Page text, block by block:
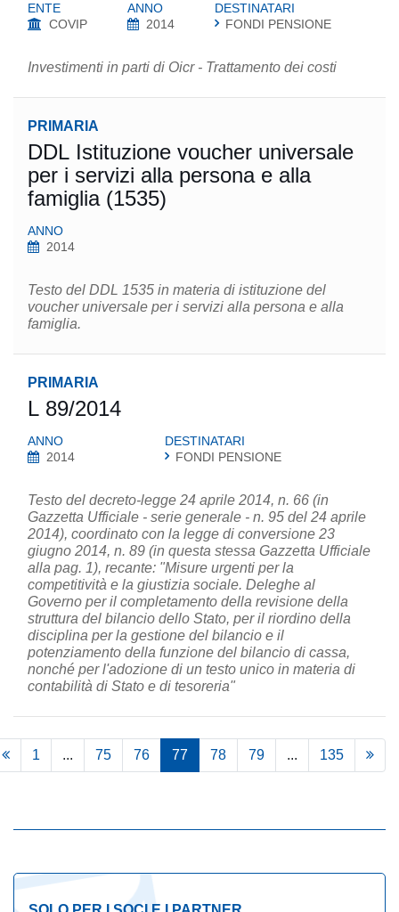
ENTE
COVIP
ANNO
2014
DESTINATARI
FONDI PENSIONE
Investimenti in parti di Oicr - Trattamento dei costi
PRIMARIA
DDL Istituzione voucher universale
per i servizi alla persona e alla
famiglia (1535)
ANNO
2014
Testo del DDL 1535 in materia di istituzione del
voucher universale per i servizi alla persona e alla
famiglia.
PRIMARIA
L 89/2014
ANNO
2014
DESTINATARI
FONDI PENSIONE
Testo del decreto-legge 24 aprile 2014, n. 66 (in
Gazzetta Ufficiale - serie generale - n. 95 del 24 aprile
2014), coordinato con la legge di conversione 23
giugno 2014, n. 89 (in questa stessa Gazzetta Ufficiale
alla pag. 1), recante: "Misure urgenti per la
competitività e la giustizia sociale. Deleghe al
Governo per il completamento della revisione della
struttura del bilancio dello Stato, per il riordino della
disciplina per la gestione del bilancio e il
potenziamento della funzione del bilancio di cassa,
nonché per l'adozione di un testo unico in materia di
contabilità di Stato e di tesoreria"
1 ... 75 76 77 78 79 ... 135